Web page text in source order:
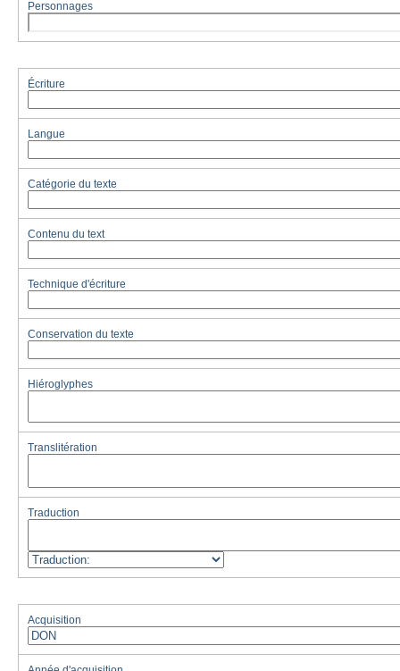
Personnages
Écriture
Langue
Catégorie du texte
Contenu du text
Technique d'écriture
Conservation du texte
Hiéroglyphes
Translitération
Traduction
Acquisition